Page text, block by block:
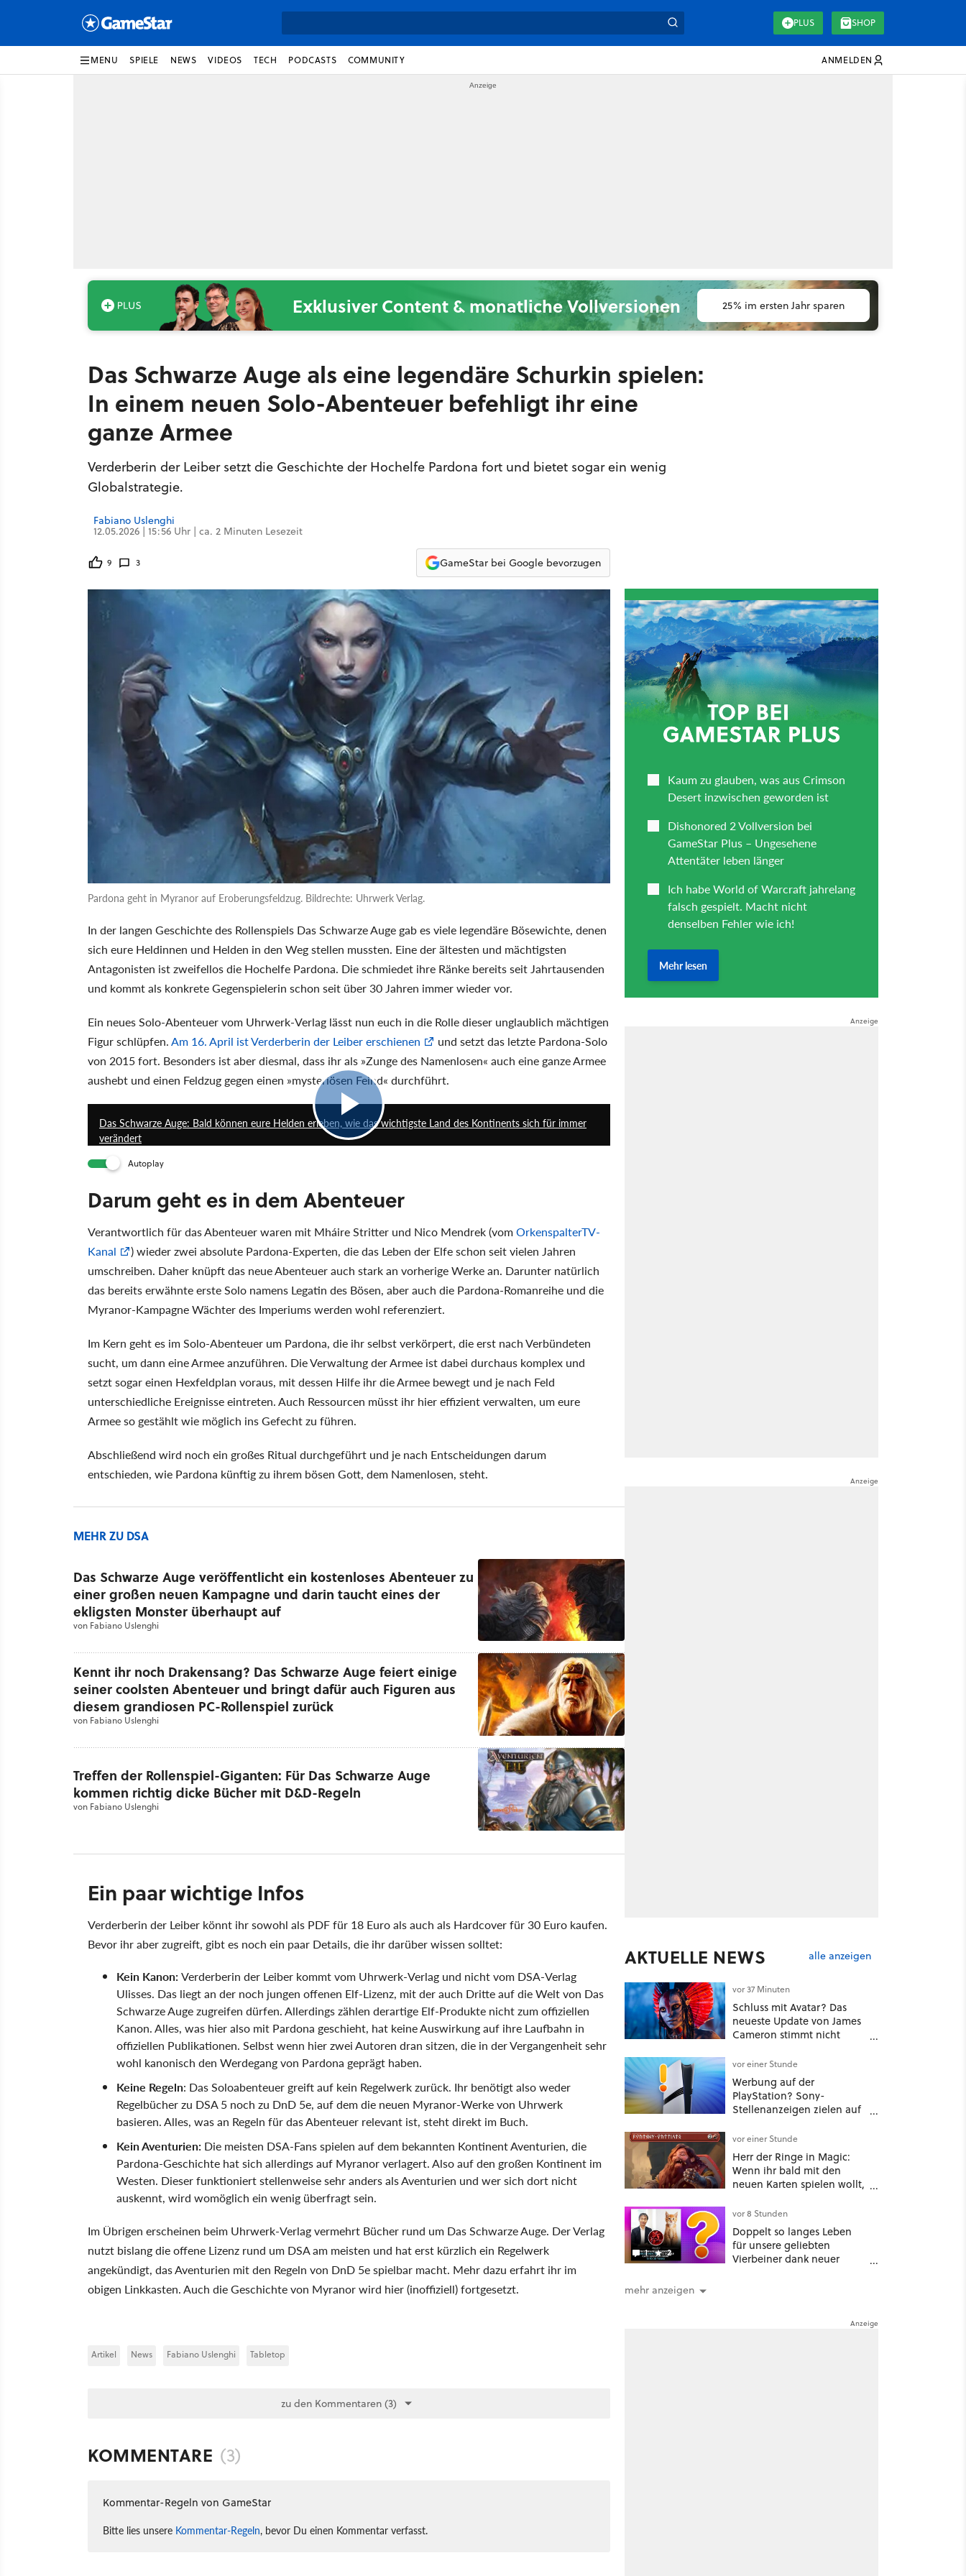
PLUS SHOP
MENU SPIELE NEWS VIDEOS TECH PODCASTS COMMUNITY ANMELDEN
Exklusiver Content & monatliche Vollversionen 25% im ersten Jahr sparen
Das Schwarze Auge als eine legendäre Schurkin spielen:
In einem neuen Solo-Abenteuer befehligt ihr eine
ganze Armee
Verderberin der Leiber setzt die Geschichte der Hochelfe Pardona fort und bietet sogar ein wenig
Globalstrategie.
Fabiano Uslenghi
12.05.2026 | 15:56 Uhr | ca. 2 Minuten Lesezeit
9 3 GameStar bei Google bevorzugen
Pardona geht in Myranor auf Eroberungsfeldzug. Bildrechte: Uhrwerk Verlag.
In der langen Geschichte des Rollenspiels Das Schwarze Auge gab es viele legendäre Bösewichte, denen
sich eure Heldinnen und Helden in den Weg stellen mussten. Eine der ältesten und mächtigsten
Antagonisten ist zweifellos die Hochelfe Pardona. Die schmiedet ihre Ränke bereits seit Jahrtausenden
und kommt als konkrete Gegenspielerin schon seit über 30 Jahren immer wieder vor.
Ein neues Solo-Abenteuer vom Uhrwerk-Verlag lässt nun euch in die Rolle dieser unglaublich mächtigen
Figur schlüpfen.Am 16. April ist Verderberin der Leiber erschienen
und setzt das letzte Pardona-Solo
von 2015 fort. Besonders ist aber diesmal, dass ihr als »Zunge des Namenlosen« auch eine ganze Armee
aushebt und einen Feldzug gegen einen »mysteriösen Feind« durchführt.
Das Schwarze Auge: Bald können eure Helden erleben, wie das wichtigste Land des Kontinents sich für immer
verändert
Autoplay
Darum geht es in dem Abenteuer
Verantwortlich für das Abenteuer waren mit Mháire Stritter und Nico Mendrek (vomOrkenspalterTV-
Kanal
) wieder zwei absolute Pardona-Experten, die das Leben der Elfe schon seit vielen Jahren
umschreiben. Daher knüpft das neue Abenteuer auch stark an vorherige Werke an. Darunter natürlich
das bereits erwähnte erste Solo namens Legatin des Bösen, aber auch die Pardona-Romanreihe und die
Myranor-Kampagne Wächter des Imperiums werden wohl referenziert.
Im Kern geht es im Solo-Abenteuer um Pardona, die ihr selbst verkörpert, die erst nach Verbündeten
sucht, um dann eine Armee anzuführen. Die Verwaltung der Armee ist dabei durchaus komplex und
setzt sogar einen Hexfeldplan voraus, mit dessen Hilfe ihr die Armee bewegt und je nach Feld
unterschiedliche Ereignisse eintreten. Auch Ressourcen müsst ihr hier effizient verwalten, um eure
Armee so gestählt wie möglich ins Gefecht zu führen.
Abschließend wird noch ein großes Ritual durchgeführt und je nach Entscheidungen darum
entschieden, wie Pardona künftig zu ihrem bösen Gott, dem Namenlosen, steht.
MEHR ZU DSA
Das Schwarze Auge veröffentlicht ein kostenloses Abenteuer zu
einer großen neuen Kampagne und darin taucht eines der
ekligsten Monster überhaupt auf
von Fabiano Uslenghi
Kennt ihr noch Drakensang? Das Schwarze Auge feiert einige
seiner coolsten Abenteuer und bringt dafür auch Figuren aus
diesem grandiosen PC-Rollenspiel zurück
von Fabiano Uslenghi
Treffen der Rollenspiel-Giganten: Für Das Schwarze Auge
kommen richtig dicke Bücher mit D&D-Regeln
von Fabiano Uslenghi
Ein paar wichtige Infos
Verderberin der Leiber könnt ihr sowohl als PDF für 18 Euro als auch als Hardcover für 30 Euro kaufen.
Bevor ihr aber zugreift, gibt es noch ein paar Details, die ihr darüber wissen solltet:
Kein Kanon:Verderberin der Leiber kommt vom Uhrwerk-Verlag und nicht vom DSA-Verlag
Ulisses. Das liegt an der noch jungen offenen Elf-Lizenz, mit der auch Dritte auf die Welt von Das
Schwarze Auge zugreifen dürfen. Allerdings zählen derartige Elf-Produkte nicht zum offiziellen
Kanon. Alles, was hier also mit Pardona geschieht, hat keine Auswirkung auf ihre Laufbahn in
offiziellen Publikationen. Selbst wenn hier zwei Autoren dran sitzen, die in der Vergangenheit sehr
wohl kanonisch den Werdegang von Pardona geprägt haben.
Keine Regeln: Das Soloabenteuer greift auf kein Regelwerk zurück. Ihr benötigt also weder
Regelbücher zu DSA 5 noch zu DnD 5e, auf dem die neuen Myranor-Werke von Uhrwerk
basieren. Alles, was an Regeln für das Abenteuer relevant ist, steht direkt im Buch.
Kein Aventurien: Die meisten DSA-Fans spielen auf dem bekannten Kontinent Aventurien, die
Pardona-Geschichte hat sich allerdings auf Myranor verlagert. Also auf den großen Kontinent im
Westen. Dieser funktioniert stellenweise sehr anders als Aventurien und wer sich dort nicht
auskennt, wird womöglich ein wenig überfragt sein.
Im Übrigen erscheinen beim Uhrwerk-Verlag vermehrt Bücher rund um Das Schwarze Auge. Der Verlag
nutzt bislang die offene Lizenz rund um DSA am meisten und hat erst kürzlich ein Regelwerk
angekündigt, das Aventurien mit den Regeln von DnD 5e spielbar macht. Mehr dazu erfahrt ihr im
obigen Linkkasten. Auch die Geschichte von Myranor wird hier (inoffiziell) fortgesetzt.
Artikel News Fabiano Uslenghi Tabletop
zu den Kommentaren (3)
KOMMENTARE (3)
Kommentar-Regeln von GameStar
Bitte lies unsere Kommentar-Regeln, bevor Du einen Kommentar verfasst.
AKTUELLE NEWS alle anzeigen
vor 37 Minuten
Schluss mit Avatar? Das
neueste Update von James
Cameron stimmt nicht
vor einer Stunde
Werbung auf der
PlayStation? Sony-
Stellenanzeigen zielen auf
Mobilfunk
vor einer Stunde
Herr der Ringe in Magic:
Wenn ihr bald mit den
neuen Karten spielen wollt,
Duolingo Zwergisch pauken
1 2
vor 8 Stunden
Doppelt so langes Leben
für unsere geliebten
Vierbeiner dank neuer
mehr anzeigen